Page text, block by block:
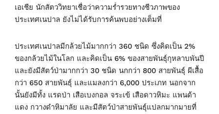
เอเชีย นักสัตววิทยาเชื่อว่าความร่ำรวยทางชีวภาพของ
ประเทศเนปาล ยังไม่ได้รับการค้นพบอย่างเต็มที่
ประเทศเนปาลมีกล้วยไม้มากกว่า 360 ชนิด ซึ่งคิดเป็น 2%
ของกล้วยไม้ในโลก และคิดเป็น 6% ของสายพันธุ์กุหลาบพันปี
และยังมีสัตว์ป่ามากกว่า 30 ชนิด นกกว่า 800 สายพันธุ์ ผีเสื้อ
กว่า 650 สายพันธุ์ และแมลงกว่า 6,000 ประเภท นอกจาก
นั้นยังมีทั้ง แรดป่า เสือเบงกอล จระเข้ เสือดาวหิมะ แพนด้า
แดง กวางดำหิมาลัย และมีสัตว์ป่าสายพันธุ์แปลกมากมายที่